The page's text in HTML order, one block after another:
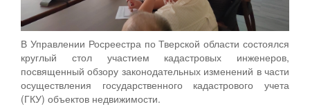
В Управлении Росреестра по Тверской области состоялся
круглый стол участием кадастровых инженеров,
посвященный обзору законодательных изменений в части
осуществления государственного кадастрового учета
(ГКУ) объектов недвижимости.